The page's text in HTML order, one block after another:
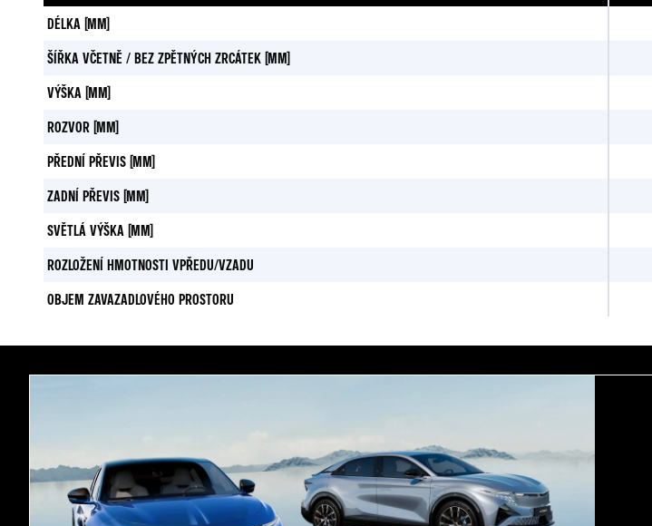
DÉLKA (MM)
ŠÍŘKA VČETNĚ / BEZ ZPĚTNÝCH ZRCÁTEK (MM)
VÝŠKA (MM)
ROZVOR (MM)
PŘEDNÍ PŘEVIS (MM)
ZADNÍ PŘEVIS (MM)
SVĚTLÁ VÝŠKA (MM)
ROZLOŽENÍ HMOTNOSTI VPŘEDU/VZADU
OBJEM ZAVAZADLOVÉHO PROSTORU